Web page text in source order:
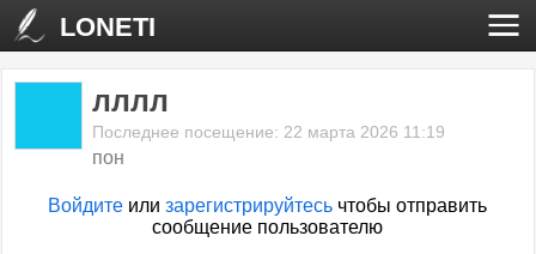
LONETI
лллл
Последнее посещение: 22 марта 2026 11:19
пон
Войдите илизарегистрируйтесь чтобы отправить
сообщение пользователю